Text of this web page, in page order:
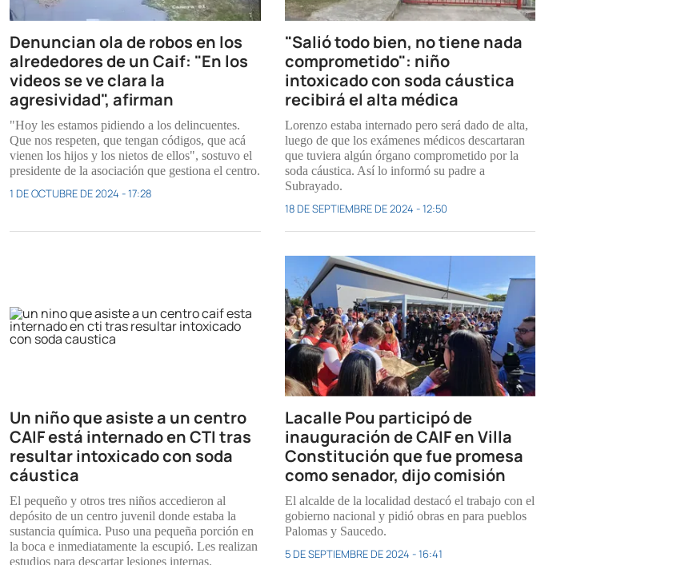
Denuncian ola de robos en los
alrededores de un Caif: "En los
videos se ve clara la
agresividad", afirman
"Hoy les estamos pidiendo a los delincuentes.
Que nos respeten, que tengan códigos, que acá
vienen los hijos y los nietos de ellos", sostuvo el
presidente de la asociación que gestiona el centro.
1 DE OCTUBRE DE 2024 - 17:28
"Salió todo bien, no tiene nada
comprometido": niño
intoxicado con soda cáustica
recibirá el alta médica
Lorenzo estaba internado pero será dado de alta,
luego de que los exámenes médicos descartaran
que tuviera algún órgano comprometido por la
soda cáustica. Así lo informó su padre a
Subrayado.
18 DE SEPTIEMBRE DE 2024 - 12:50
Un niño que asiste a un centro
CAIF está internado en CTI tras
resultar intoxicado con soda
cáustica
El pequeño y otros tres niños accedieron al
depósito de un centro juvenil donde estaba la
sustancia química. Puso una pequeña porción en
la boca e inmediatamente la escupió. Les realizan
estudios para descartar lesiones internas.
Lacalle Pou participó de
inauguración de CAIF en Villa
Constitución que fue promesa
como senador, dijo comisión
El alcalde de la localidad destacó el trabajo con el
gobierno nacional y pidió obras en para pueblos
Palomas y Saucedo.
5 DE SEPTIEMBRE DE 2024 - 16:41